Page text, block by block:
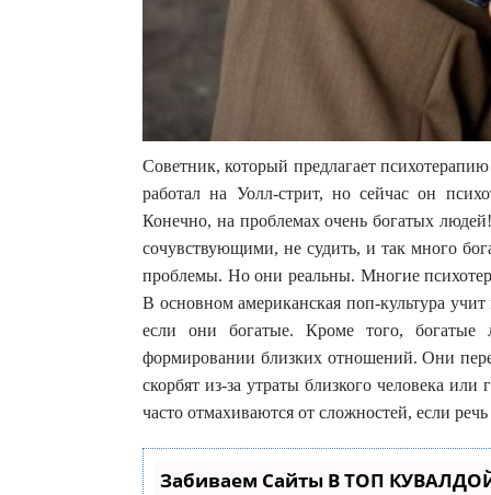
Советник, который предлагает
работал на Уолл-стрит, но сейчас он
Конечно, на проблемах очень богатых
сочувствующими, не судить, и так много
проблемы. Но они реальны. Многие
В основном американская поп-культура
если они богатые. Кроме того,
формировании близких отношений. Они
скорбят из-за утраты близкого человека
часто отмахиваются от сложностей, если
Забиваем Сайты В ТОП